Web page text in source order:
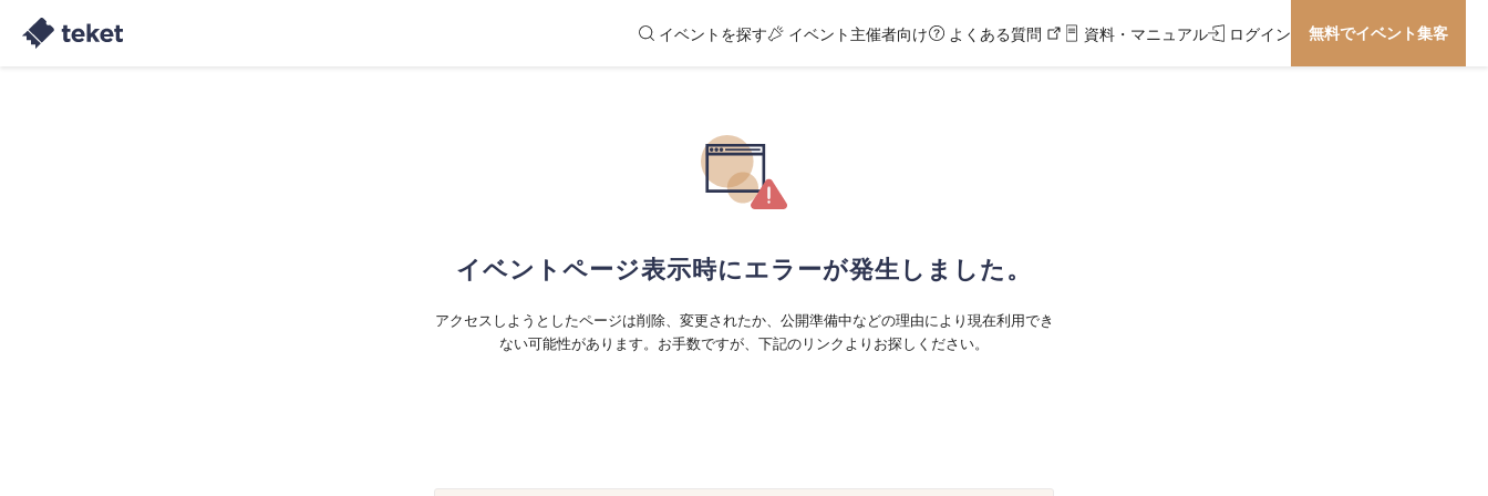
イベントを探す イベント主催者向け よくある質問 資料・マニュアル ログイン 無料でイベント集客
イベントページ表示時にエラーが発生しました。
アクセスしようとしたページは削除、変更されたか、公開準備中などの理由により現在利用でき
ない可能性があります。お手数ですが、下記のリンクよりお探しください。